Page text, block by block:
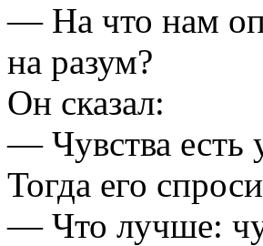
— На что нам
на разум?
Он сказал:
— Чувства есть
Тогда его
— Что лучше: